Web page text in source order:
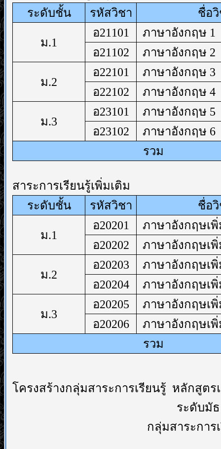
ระดับชั้น
รหัสวิชา ชื่อ
ม.1
อ21101
ภาษาอังกฤษ 1
อ21102
ภาษาอังกฤษ 2
ม.2
อ22101
ภาษาอังกฤษ 3
อ22102
ภาษาอังกฤษ 4
ม.3
อ23101
ภาษาอังกฤษ 5
อ23102
ภาษาอังกฤษ 6
รวม
สาระการเรียนรู้เพิ่มเติม
ระดับชั้น
รหัสวิชา ชื่อ
ม.1
อ20201
ภาษาอังกฤษเพิ่
อ20202
ภาษาอังกฤษเพิ่
ม.2
อ20203
ภาษาอังกฤษเพิ่
อ20204
ภาษาอังกฤษเพิ่
ม.3
อ20205
ภาษาอังกฤษเพิ่
อ20206
ภาษาอังกฤษเพิ่
รวม
โครงสร้างกลุ่มสาระการเรียนรู้ หลักสู
ระดับมั
กลุ่มสาระการ